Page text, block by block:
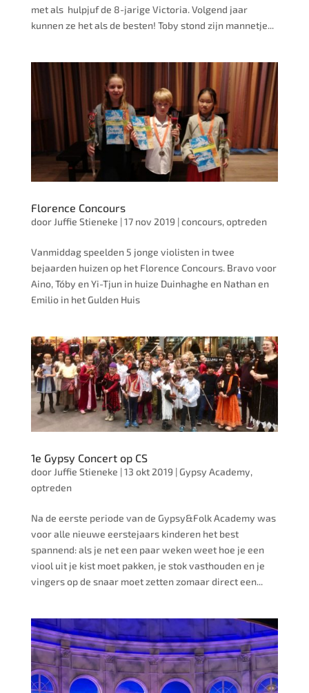
met als hulpjuf de 8-jarige Victoria. Volgend jaar
kunnen ze het als de besten! Toby stond zijn mannetje...
Florence Concours
door Juffie Stieneke |17 nov 2019 |concours,optreden
Vanmiddag speelden 5 jonge violisten in twee
bejaarden huizen op het Florence Concours. Bravo voor
Aino, Tóby en Yi-Tjun in huize Duinhaghe en Nathan en
Emilio in het Gulden Huis
1e Gypsy Concert op CS
door Juffie Stieneke |13 okt 2019 |Gypsy Academy,
optreden
Na de eerste periode van de Gypsy&Folk Academy was
voor alle nieuwe eerstejaars kinderen het best
spannend: als je net een paar weken weet hoe je een
viool uit je kist moet pakken, je stok vasthouden en je
vingers op de snaar moet zetten zomaar direct een...